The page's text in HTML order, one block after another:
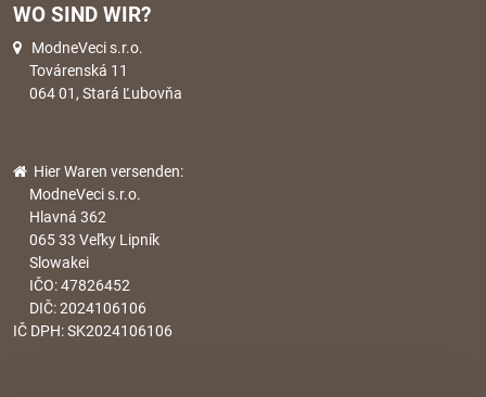
WO SIND WIR?
ModneVeci s.r.o.
Továrenská 11
064 01, Stará Ľubovňa
Hier Waren versenden:
ModneVeci s.r.o.
Hlavná 362
065 33 Veľky Lipník
Slowakei
IČO: 47826452
DIČ: 2024106106
IČ DPH: SK2024106106